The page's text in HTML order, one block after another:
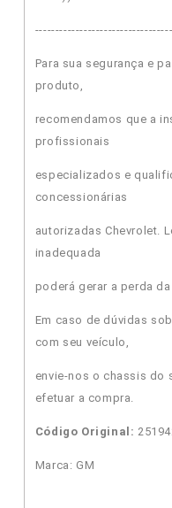
Para sua segurança e
produto,
recomendamos que a
profissionais
especializados e
concessionárias
autorizadas Chevrolet.
inadequada
poderá gerar a perda da
Em caso de dúvidas
com seu veículo,
envie-nos o chassis do
efetuar a compra.
Código Original:
Marca: GM